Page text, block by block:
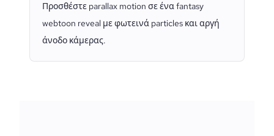
Προσθέστε parallax motion σε ένα fantasy
webtoon reveal με φωτεινά particles και αργή
άνοδο κάμερας.